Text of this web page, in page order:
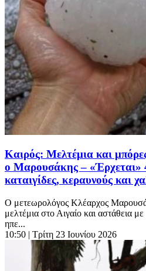
Καιρός: Μελτέμια και
ο Μαρουσάκης – «Έρχεται»
καταιγίδες, κεραυνούς και
Ο μετεωρολόγος Κλέαρχος
μελτέμια στο Αιγαίο και αστάθεια
ηπε...
10:50 | Τρίτη 23 Ιουνίου 2026